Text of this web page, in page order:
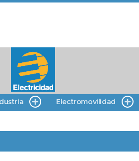
Electromovilidad